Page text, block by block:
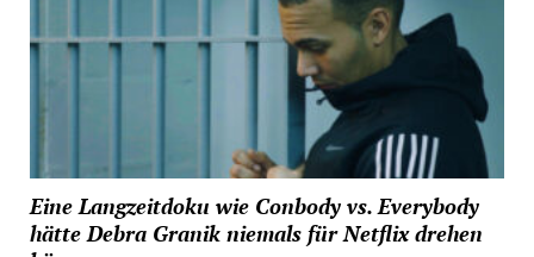
Eine Langzeitdoku wie Conbody vs. Everybody
hätte Debra Granik niemals für Netflix drehen